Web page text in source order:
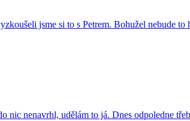
jsme si to s Petrem. Bohužel nebude
nic nenavrhl, udělám to já. Dnes odpoledne